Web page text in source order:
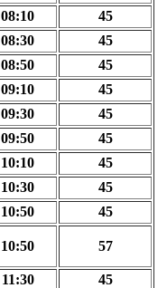
08:10
45
08:30
45
08:50
45
09:10
45
09:30
45
09:50
45
10:10
45
10:30
45
10:50
45
10:50 57
11:30
45